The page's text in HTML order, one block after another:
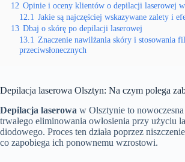
12 Opinie i oceny klientów o depilacji laserowej
12.1 Jakie są najczęściej wskazywane zalety i
13 Dbaj o skórę po depilacji laserowej
13.1 Znaczenie nawilżania skóry i stosowania
przeciwsłonecznych
Depilacja laserowa Olsztyn: Na czym polega
Depilacja laserowa w Olsztynie to
trwałego eliminowania owłosienia przy użyciu
diodowego. Proces ten działa poprzez
co zapobiega ich ponownemu wzrostowi.